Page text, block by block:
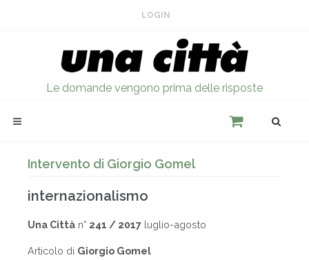
LOGIN
Le domande vengono prima delle risposte
Intervento di Giorgio Gomel
internazionalismo
Una Città n° 241 / 2017 luglio-agosto
Articolo di Giorgio Gomel